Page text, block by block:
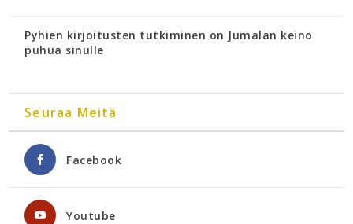
Pyhien kirjoitusten tutkiminen on Jumalan keino
puhua sinulle
Seuraa Meitä
Facebook
Youtube